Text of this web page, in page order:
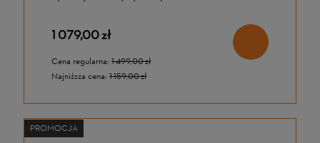
akumulatora i ładowarki
1 079,00 zł
Cena regularna: 1 499,00 zł
Najniższa cena: 1 159,00 zł
PROMOCJA